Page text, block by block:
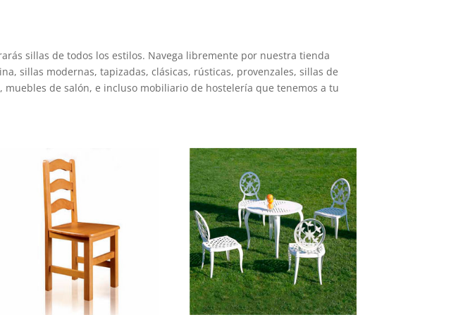
sillas de todos los estilos. Navega libremente por nuestra tienda
sillas modernas, tapizadas, clásicas, rústicas, provenzales, sillas de
de salón, e incluso mobiliario de hostelería que tenemos a tu